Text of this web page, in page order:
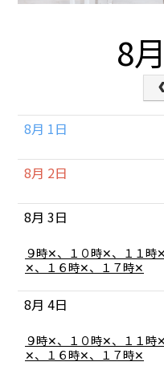
8
8月 1
8月 2
8月 3
月
曜
8
月
2026
９時✕、１０時✕、１１
✕、１６時✕、１７時✕
8月 4
火
曜
９時✕、１０時✕、１１
✕、１６時✕、１７時✕